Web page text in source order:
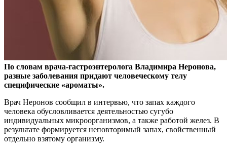
По словам врача-гастроэнтеролога Владимира Неронова,
разные заболевания придают человеческому телу
специфические «ароматы».
Врач Неронов сообщил в интервью, что запах каждого
человека обусловливается деятельностью сугубо
индивидуальных микроорганизмов, а также работой желез. В
результате формируется неповторимый запах, свойственный
отдельно взятому организму.